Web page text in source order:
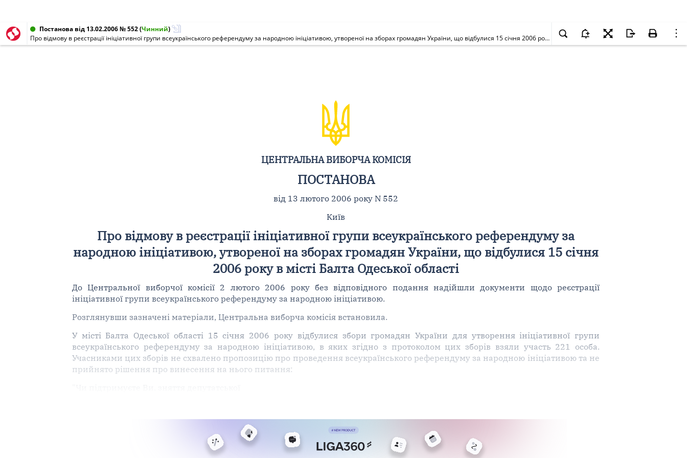
Постанова від 13.02.2006 № 552(Чинний)
Про відмову в реєстрації ініціативної групи всеукраїнського референдуму за народною ініціативою, утвореної на зборах громадян України, що відбулися 15 січня 2006 року в місті Балта Одеської області
ЦЕНТРАЛЬНА ВИБОРЧА КОМІСІЯ
ПОСТАНОВА
від 13 лютого 2006 року N 552
Київ
Про відмову в реєстрації ініціативної групи всеукраїнського референдуму за
народною ініціативою, утвореної на зборах громадян України, що відбулися 15 січня
2006 року в місті Балта Одеської області
До Центральної виборчої комісії 2 лютого 2006 року без відповідного подання надійшли документи щодо реєстрації
ініціативної групи всеукраїнського референдуму за народною ініціативою.
Розглянувши зазначені матеріали, Центральна виборча комісія встановила.
У місті Балта Одеської області 15 січня 2006 року відбулися збори громадян України для утворення ініціативної групи
всеукраїнського референдуму за народною ініціативою, в яких згідно з протоколом цих зборів взяли участь 221 особа.
Учасниками цих зборів не схвалено пропозицію про проведення всеукраїнського референдуму за народною ініціативою та не
прийнято рішення про винесення на нього питання: